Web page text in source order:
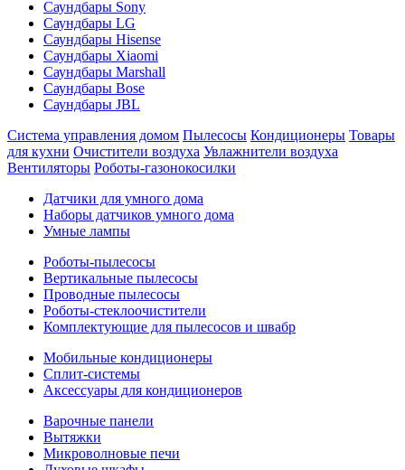
Саундбары Sony
Саундбары LG
Саундбары Hisense
Саундбары Xiaomi
Саундбары Marshall
Саундбары Bose
Саундбары JBL
Система управления домом Пылесосы Кондиционеры Товары
для кухни Очистители воздуха Увлажнители воздуха
Вентиляторы Роботы-газонокосилки
Датчики для умного дома
Наборы датчиков умного дома
Умные лампы
Роботы-пылесосы
Вертикальные пылесосы
Проводные пылесосы
Роботы-стеклоочистители
Комплектующие для пылесосов и швабр
Мобильные кондиционеры
Сплит-системы
Аксессуары для кондиционеров
Варочные панели
Вытяжки
Микроволновые печи